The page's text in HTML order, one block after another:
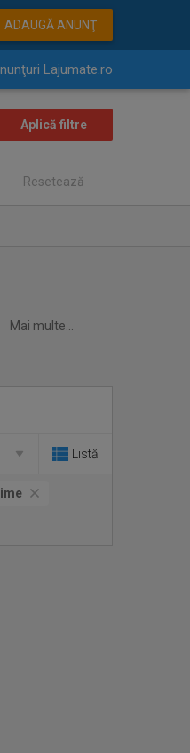
ADAUGĂ ANUNŢ
Lajumate.ro
Resetează
Mai multe...
Listă